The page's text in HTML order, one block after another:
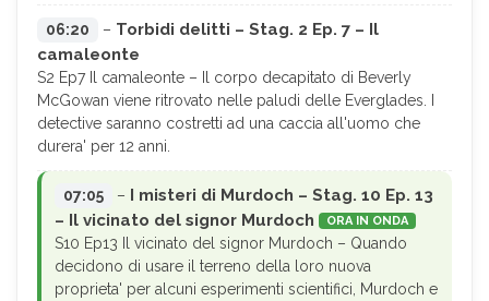
06:20 – Torbidi delitti – Stag. 2 Ep. 7 – Il
camaleonte
S2 Ep7 Il camaleonte – Il corpo decapitato di Beverly
McGowan viene ritrovato nelle paludi delle Everglades. I
detective saranno costretti ad una caccia all'uomo che
durera' per 12 anni.
07:05 – I misteri di Murdoch – Stag. 10 Ep. 13
– Il vicinato del signor Murdoch
ORA IN ONDA
S10 Ep13 Il vicinato del signor Murdoch – Quando
decidono di usare il terreno della loro nuova
proprieta' per alcuni esperimenti scientifici, Murdoch e